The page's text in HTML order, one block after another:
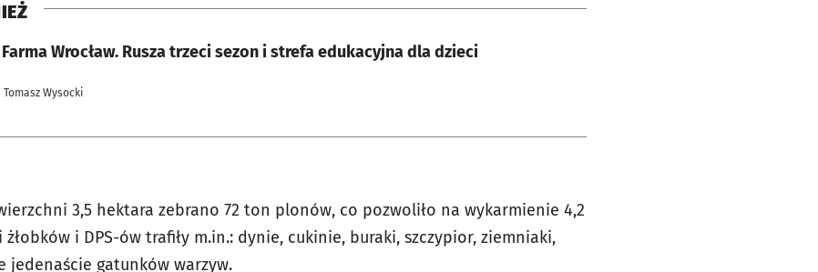
Wrocław. Rusza trzeci sezon i strefa edukacyjna dla dzieci
| Tomasz Wysocki
3,5 hektara zebrano 72 ton plonów, co pozwoliło na wykarmienie 4,2
i DPS-ów trafiły m.in.: dynie, cukinie, buraki, szczypior, ziemniaki,
jedenaście gatunków warzyw.